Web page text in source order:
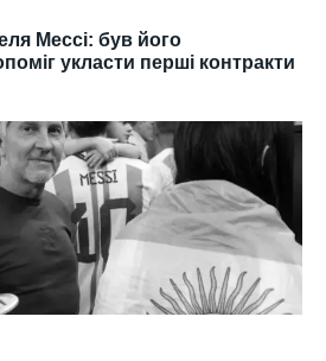
Мессі: був його
укласти перші контракти